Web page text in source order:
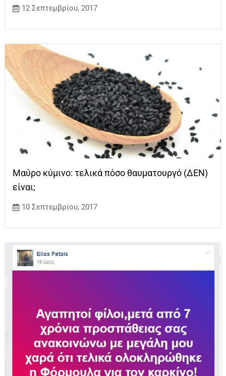
12 Σεπτεμβρίου, 2017
Μαύρο κύμινο: τελικά πόσο θαυματουργό (ΔΕΝ)
είναι;
10 Σεπτεμβρίου, 2017